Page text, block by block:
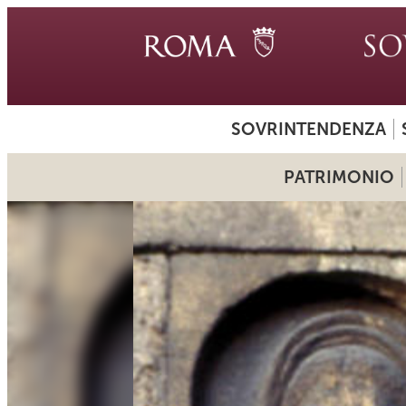
SOVRINTENDENZA
PATRIMONIO